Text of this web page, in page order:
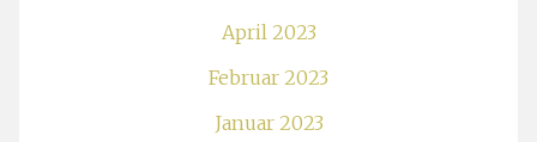
April 2023
Februar 2023
Januar 2023